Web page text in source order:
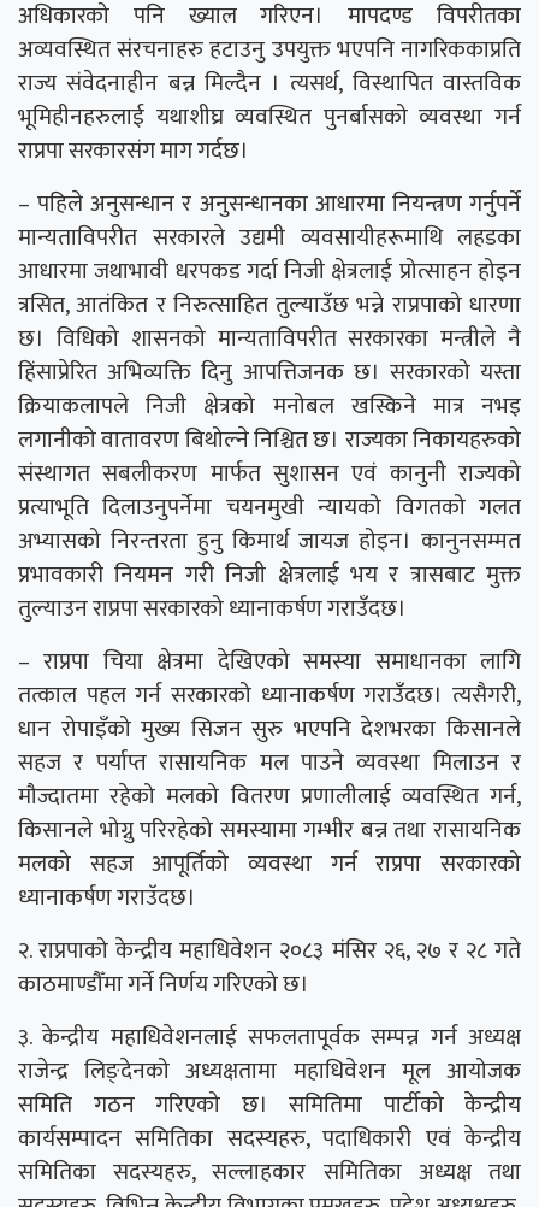
अधिकारको पनि ख्याल गरिएन। मापदण्ड विपरीतका
अव्यवस्थित संरचनाहरु हटाउनु उपयुक्त भएपनि नागरिककाप्रति
राज्य संवेदनाहीन बन्न मिल्दैन । त्यसर्थ, विस्थापित वास्तविक
भूमिहीनहरुलाई यथाशीघ्र व्यवस्थित पुनर्बासको व्यवस्था गर्न
राप्रपा सरकारसंग माग गर्दछ।
– पहिले अनुसन्धान र अनुसन्धानका आधारमा नियन्त्रण गर्नुपर्ने
मान्यताविपरीत सरकारले उद्यमी व्यवसायीहरूमाथि लहडका
आधारमा जथाभावी धरपकड गर्दा निजी क्षेत्रलाई प्रोत्साहन होइन
त्रसित, आतंकित र निरुत्साहित तुल्याउँछ भन्ने राप्रपाको धारणा
छ। विधिको शासनको मान्यताविपरीत सरकारका मन्त्रीले नै
हिंसाप्रेरित अभिव्यक्ति दिनु आपत्तिजनक छ। सरकारको यस्ता
क्रियाकलापले निजी क्षेत्रको मनोबल खस्किने मात्र नभइ
लगानीको वातावरण बिथोल्ने निश्चित छ। राज्यका निकायहरुको
संस्थागत सबलीकरण मार्फत सुशासन एवं कानुनी राज्यको
प्रत्याभूति दिलाउनुपर्नेमा चयनमुखी न्यायको विगतको गलत
अभ्यासको निरन्तरता हुनु किमार्थ जायज होइन। कानुनसम्मत
प्रभावकारी नियमन गरी निजी क्षेत्रलाई भय र त्रासबाट मुक्त
तुल्याउन राप्रपा सरकारको ध्यानाकर्षण गराउँदछ।
– राप्रपा चिया क्षेत्रमा देखिएको समस्या समाधानका लागि
तत्काल पहल गर्न सरकारको ध्यानाकर्षण गराउँदछ। त्यसैगरी,
धान रोपाइँको मुख्य सिजन सुरु भएपनि देशभरका किसानले
सहज र पर्याप्त रासायनिक मल पाउने व्यवस्था मिलाउन र
मौज्दातमा रहेको मलको वितरण प्रणालीलाई व्यवस्थित गर्न,
किसानले भोग्नु परिरहेको समस्यामा गम्भीर बन्न तथा रासायनिक
मलको सहज आपूर्तिको व्यवस्था गर्न राप्रपा सरकारको
ध्यानाकर्षण गराउॅदछ।
२. राप्रपाको केन्द्रीय महाधिवेशन २०८३ मंसिर २६, २७ र २८ गते
काठमाण्डौँमा गर्ने निर्णय गरिएको छ।
३. केन्द्रीय महाधिवेशनलाई सफलतापूर्वक सम्पन्न गर्न अध्यक्ष
राजेन्द्र लिङ्देनको अध्यक्षतामा महाधिवेशन मूल आयोजक
समिति गठन गरिएको छ। समितिमा पार्टीको केन्द्रीय
कार्यसम्पादन समितिका सदस्यहरु, पदाधिकारी एवं केन्द्रीय
समितिका सदस्यहरु, सल्लाहकार समितिका अध्यक्ष तथा